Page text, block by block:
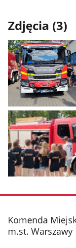
Zdjęcia (3)
Pokaż
zdjęcie
1
z
galerii.
zdjęcie
galerii.
stopka
Komenda
m.st. Warszawy